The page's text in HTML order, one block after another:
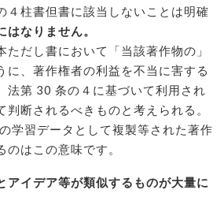
柱書但書に該当しないことは明確
はなりません。
だし書において「当該著作物の」
に、著作権者の利益を不当に害する
法第 30 条の４に基づいて利用され
判断されるべきものと考えられる。
学習データとして複製等された著作
はこの意味です。
イデア等が類似するものが大量に